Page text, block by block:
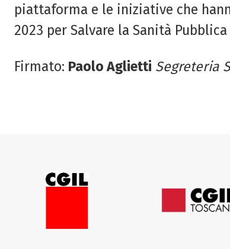
piattaforma e le iniziative che
2023 per Salvare la Sanità
Firmato: Paolo Aglietti Segreteria